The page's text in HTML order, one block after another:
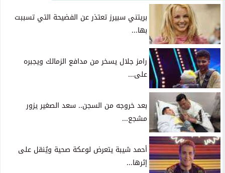
بريتني سبيرز تعتذر عن الفضيحة التي تسببت
بها...
رامز جلال يسخر من مدافع الزمالك ويجبره
على...
بعد خروجه من السجن.. سعد الصغير يزور
مشجع...
أحمد شيبة يتعرض لوعكة صحية ويُنقل على
إثرها...